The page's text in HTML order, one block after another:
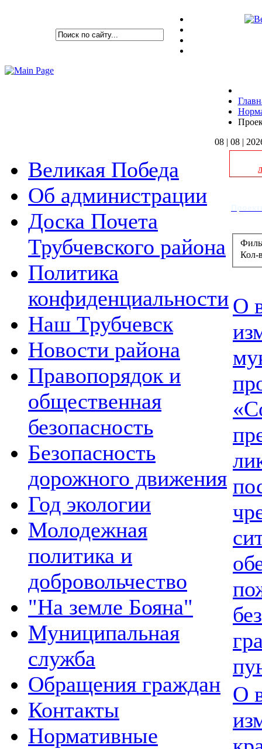
08 | 08 |
Великая Победа
Об администрации
Доска Почета
Трубчевского района
Политика
конфиденциальности
Наш Трубчевск
Новости района
Правопорядок и
общественная
безопасность
Безопасность
дорожного движения
Год экологии
Молодежная
политика и
добровольчество
"На земле Бояна"
Муниципальная
служба
Обращения граждан
Контакты
Нормативные
Кол-
О
О